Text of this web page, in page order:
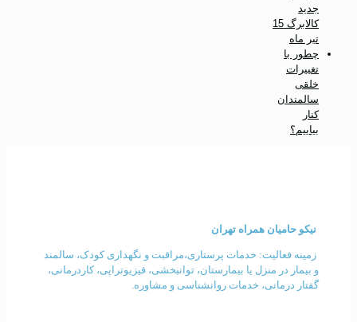
جدید
کالابرگ 15
تیر ماه
چطور با
تغییرات
خلقی
سالمندان
کنار
بیاییم؟
نیکو حامیان همراه تهران
زمینه فعالیت: خدمات پرستاری،مراقبت و نگهداری کودک، سالمند
و بیمار در منزل یا بیمارستان، توانبخشی، فیزیوتراپی، کاردرمانی،
گفتار درمانی، خدمات روانشناسی و مشاوره.